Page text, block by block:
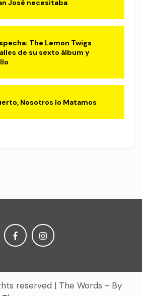
José necesitaba
The Lemon Twigs
de su sexto álbum y
Nosotros lo Matamos
reserved | The Words - By